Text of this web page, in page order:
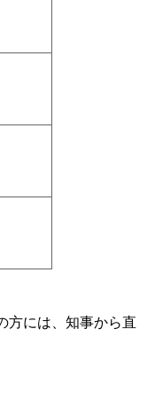
方には、知事から直